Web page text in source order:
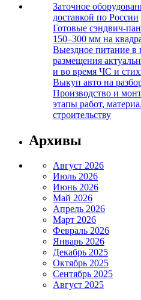
Заточное
доставкой по России
Готовые сэндвич-
150–300 мм на
Выездное питание в
размещения
и во время ЧС и
Выкуп авто на
Производство и
этапы работ,
строительству
Архивы
Август 2026
Июль 2026
Июнь 2026
Май 2026
Апрель 2026
Март 2026
Февраль 2026
Январь 2026
Декабрь 2025
Октябрь 2025
Сентябрь 2025
Август 2025